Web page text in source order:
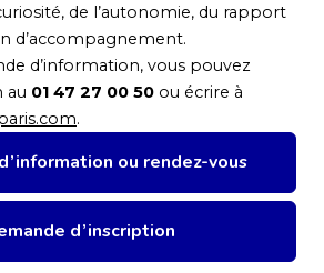
de l’autonomie, du rapport
d’accompagnement.
d’information, vous pouvez
au 01 47 27 00 50 ou écrire à
.
ou rendez-vous
d’inscription